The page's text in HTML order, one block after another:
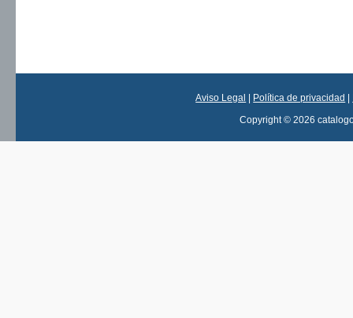
Aviso Legal Política de privacidad
Copyright © 2026